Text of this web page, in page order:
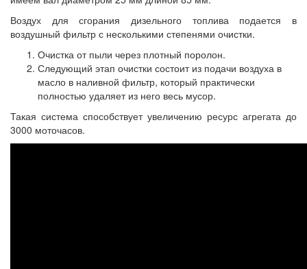
Воздух для сгорания дизельного топлива подается в
воздушный фильтр с несколькими степенями очистки.
Очистка от пыли через плотный поролон.
Следующий этап очистки состоит из подачи воздуха в
масло в наливной фильтр, который практически
полностью удаляет из него весь мусор.
Такая система способствует увеличению ресурс агрегата до
3000 моточасов.